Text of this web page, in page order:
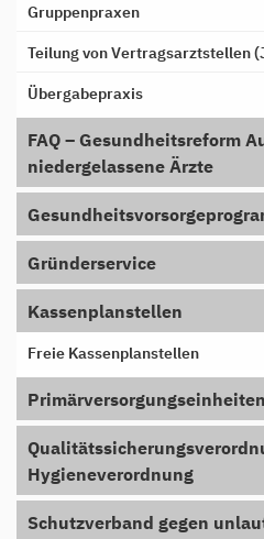
Gruppenpraxen
Teilung von Vertragsarztstellen
Übergabepraxis
FAQ – Gesundheitsreform
niedergelassene Ärzte
Gründerservice
Kassenplanstellen
Freie Kassenplanstellen
Primärversorgungseinheiten
Hygieneverordnung
Schutzverband gegen